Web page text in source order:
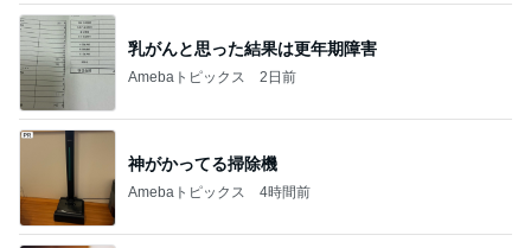
乳がんと思った結果は更年期障害
Amebaトピックス 2日前
神がかってる掃除機
Amebaトピックス 4時間前